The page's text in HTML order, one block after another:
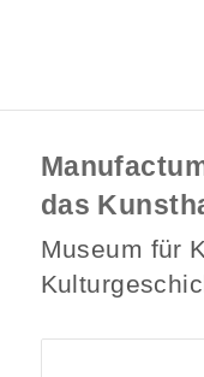
das
Museum für